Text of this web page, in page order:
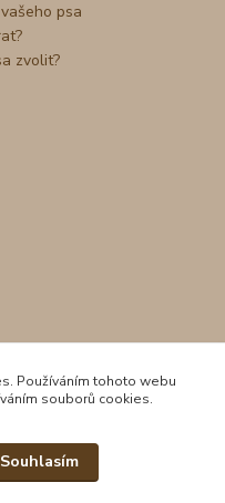
psa
zvolit?
Používáním tohoto webu
souborů cookies.
Souhlasím